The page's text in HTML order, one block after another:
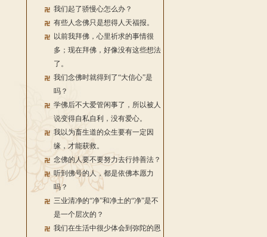
我们起了骄慢心怎么办？
有些人念佛只是想得人天福报。
以前我拜佛，心里祈求的事情很
多；现在拜佛，好像没有这些想法
了。
我们念佛时就得到了“大信心”是
吗？
学佛后不大爱管闲事了，所以被人
说变得自私自利，没有爱心。
我以为畜生道的众生要有一定因
缘，才能获救。
念佛的人要不要努力去行持善法？
听到佛号的人，都是依佛本愿力
吗？
三业清净的“净”和净土的“净”是不
是一个层次的？
我们在生活中很少体会到弥陀的恩